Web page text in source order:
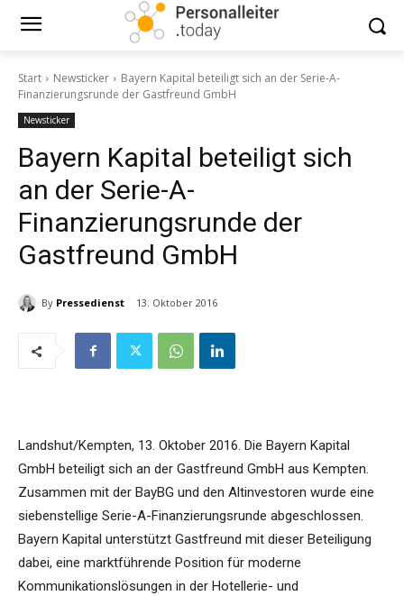
Start Newsticker
Bayern Kapital beteiligt sich an der Serie-A-
Finanzierungsrunde der Gastfreund GmbH
Newsticker
Bayern Kapital beteiligt sich
an der Serie-A-
Finanzierungsrunde der
Gastfreund GmbH
By Pressedienst 13. Oktober 2016
Landshut/Kempten, 13. Oktober 2016. Die Bayern Kapital
GmbH beteiligt sich an der Gastfreund GmbH aus Kempten.
Zusammen mit der BayBG und den Altinvestoren wurde eine
siebenstellige Serie-A-Finanzierungsrunde abgeschlossen.
Bayern Kapital unterstützt Gastfreund mit dieser Beteiligung
dabei, eine marktführende Position für moderne
Kommunikationslösungen in der Hotellerie- und